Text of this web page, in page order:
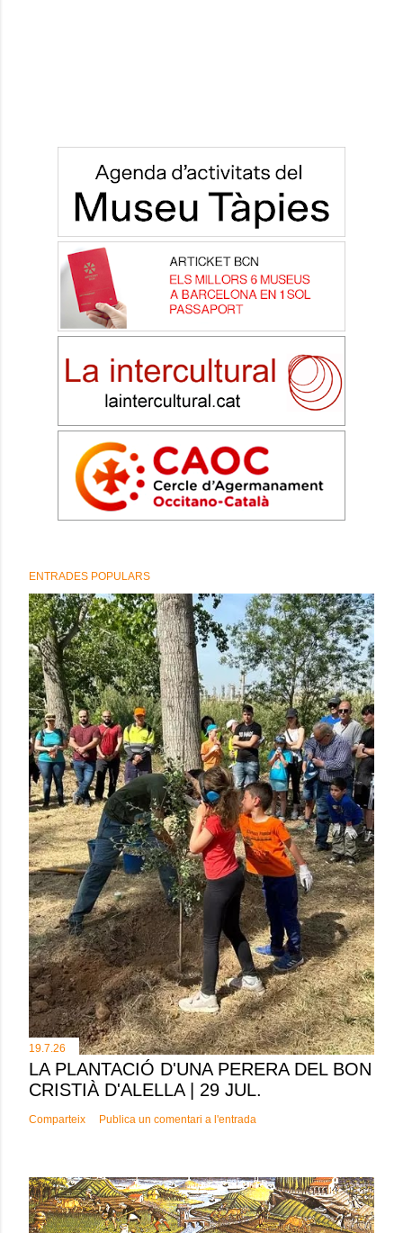
ENTRADES POPULARS
19.7.26
LA PLANTACIÓ D'UNA PERERA DEL BON
CRISTIÀ D'ALELLA | 29 JUL.
Comparteix Publica un comentari a l'entrada